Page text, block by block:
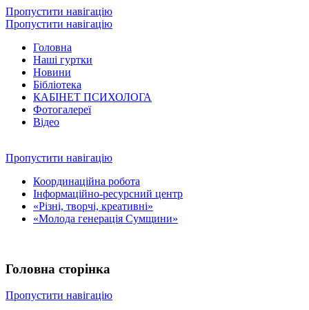
Пропустити навігацію
Пропустити навігацію
Головна
Наші гуртки
Новини
Бібліотека
КАБІНЕТ ПСИХОЛОГА
Фотогалереї
Відео
Пропустити навігацію
Координаційна робота
Інформаційно-ресурсний центр
«Різні, творчі, креативні»
«Молода генерація Сумщини»
Головна сторінка
Пропустити навігацію